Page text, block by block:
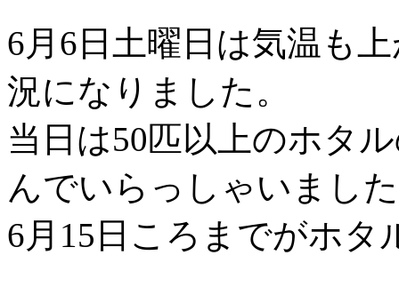
6月6日土曜日は気温も
況になりました。
当日は50匹以上のホタ
んでいらっしゃいまし
6月15日ころまでがホタ